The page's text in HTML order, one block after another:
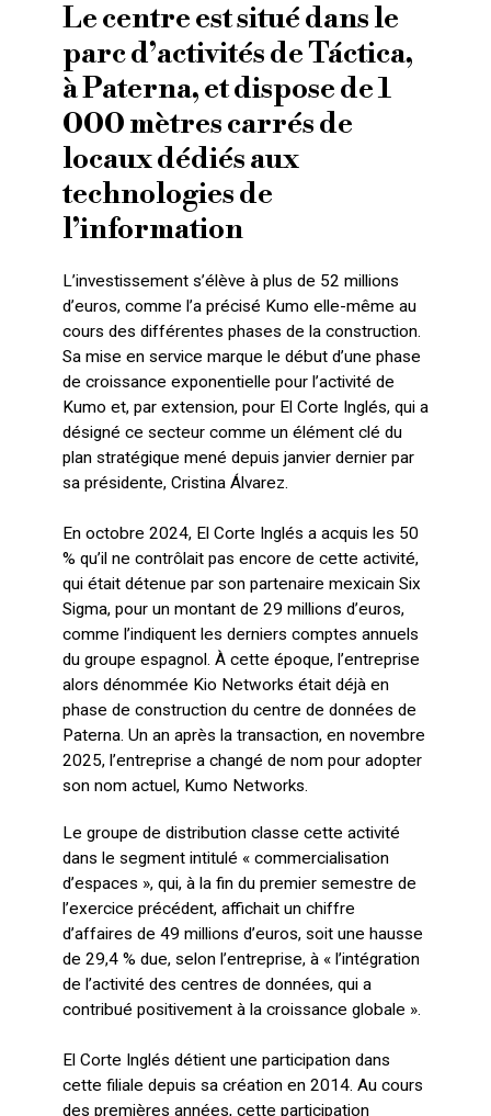
Le centre est situé dans le
parc d’activités de Táctica,
à Paterna, et dispose de 1
000 mètres carrés de
locaux dédiés aux
technologies de
l’information
L’investissement s’élève à plus de 52 millions
d’euros, comme l’a précisé Kumo elle-même au
cours des différentes phases de la construction.
Sa mise en service marque le début d’une phase
de croissance exponentielle pour l’activité de
Kumo et, par extension, pour El Corte Inglés, qui a
désigné ce secteur comme un élément clé du
plan stratégique mené depuis janvier dernier par
sa présidente, Cristina Álvarez.
En octobre 2024, El Corte Inglés a acquis les 50
% qu’il ne contrôlait pas encore de cette activité,
qui était détenue par son partenaire mexicain Six
Sigma, pour un montant de 29 millions d’euros,
comme l’indiquent les derniers comptes annuels
du groupe espagnol. À cette époque, l’entreprise
alors dénommée Kio Networks était déjà en
phase de construction du centre de données de
Paterna. Un an après la transaction, en novembre
2025, l’entreprise a changé de nom pour adopter
son nom actuel, Kumo Networks.
Le groupe de distribution classe cette activité
dans le segment intitulé « commercialisation
d’espaces », qui, à la fin du premier semestre de
l’exercice précédent, affichait un chiffre
d’affaires de 49 millions d’euros, soit une hausse
de 29,4 % due, selon l’entreprise, à « l’intégration
de l’activité des centres de données, qui a
contribué positivement à la croissance globale ».
El Corte Inglés détient une participation dans
cette filiale depuis sa création en 2014. Au cours
des premières années, cette participation